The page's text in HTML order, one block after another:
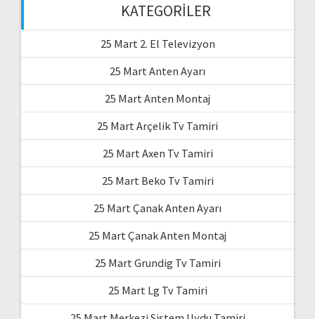
KATEGORILER
25 Mart 2. El Televizyon
25 Mart Anten Ayarı
25 Mart Anten Montaj
25 Mart Arçelik Tv Tamiri
25 Mart Axen Tv Tamiri
25 Mart Beko Tv Tamiri
25 Mart Çanak Anten Ayarı
25 Mart Çanak Anten Montaj
25 Mart Grundig Tv Tamiri
25 Mart Lg Tv Tamiri